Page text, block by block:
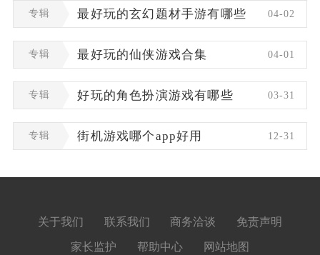
专辑 最好玩的玄幻题材手游有哪些 04-02
专辑 最好玩的仙侠游戏合集 04-01
专辑 好玩的角色扮演游戏有哪些 03-31
专辑 街机游戏哪个app好用 12-31
关于我们 联系我们 商务洽谈 免责声明
家长监护 帮助中心 网站地图